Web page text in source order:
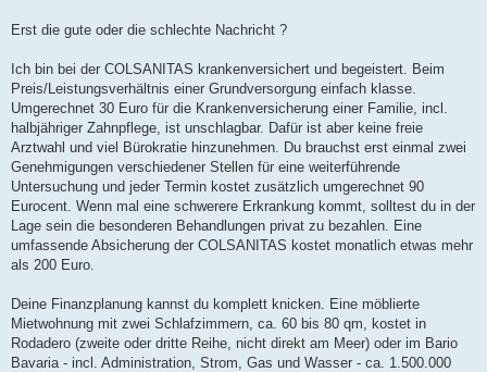
Erst die gute oder die schlechte Nachricht ?
Ich bin bei der COLSANITAS krankenversichert und begeistert. Beim
Preis/Leistungsverhältnis einer Grundversorgung einfach klasse.
Umgerechnet 30 Euro für die Krankenversicherung einer Familie, incl.
halbjähriger Zahnpflege, ist unschlagbar. Dafür ist aber keine freie
Arztwahl und viel Bürokratie hinzunehmen. Du brauchst erst einmal zwei
Genehmigungen verschiedener Stellen für eine weiterführende
Untersuchung und jeder Termin kostet zusätzlich umgerechnet 90
Eurocent. Wenn mal eine schwerere Erkrankung kommt, solltest du in der
Lage sein die besonderen Behandlungen privat zu bezahlen. Eine
umfassende Absicherung der COLSANITAS kostet monatlich etwas mehr
als 200 Euro.
Deine Finanzplanung kannst du komplett knicken. Eine möblierte
Mietwohnung mit zwei Schlafzimmern, ca. 60 bis 80 qm, kostet in
Rodadero (zweite oder dritte Reihe, nicht direkt am Meer) oder im Bario
Bavaria - incl. Administration, Strom, Gas und Wasser - ca. 1.500.000